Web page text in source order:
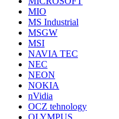
MIO
MS Industrial
MSGW
MSI
NAVIA TEC
NEC
NEON
NOKIA
nVidia
OCZ tehnology
OLYMPUS